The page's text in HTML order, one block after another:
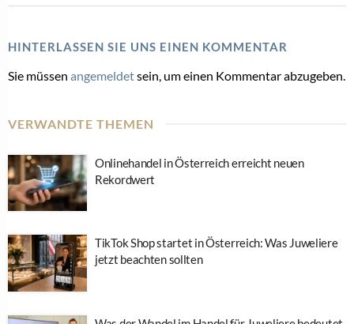
HINTERLASSEN SIE UNS EINEN KOMMENTAR
Sie müssen angemeldetsein, um einen Kommentar abzugeben.
VERWANDTE THEMEN
Onlinehandel in Österreich erreicht neuen
Rekordwert
TikTok Shop startet in Österreich: Was Juweliere
jetzt beachten sollten